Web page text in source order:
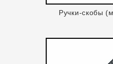
Ручки-скобы